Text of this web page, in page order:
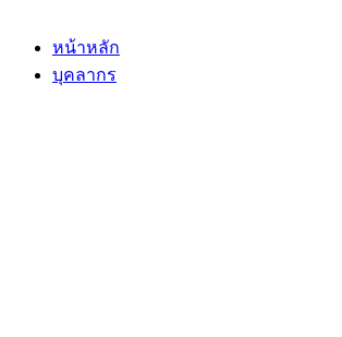
หน้าหลัก
บุคลากร